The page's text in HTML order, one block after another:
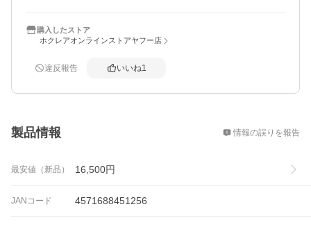
購入したストア
ホクレアオンラインストアヤフー店
違反報告 いいね1
製品情報 情報の誤りを報告
最安値（新品） 16,500円
JANコード 4571688451256